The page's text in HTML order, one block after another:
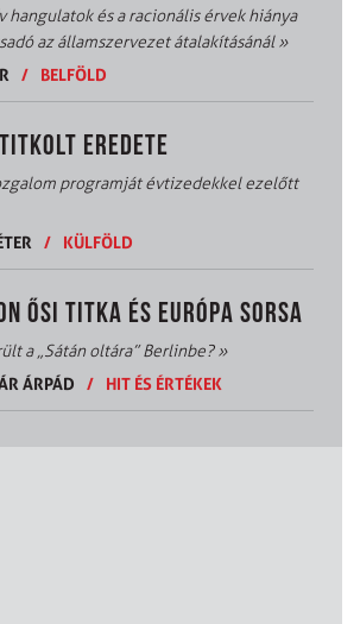
hangulatok és a racionális érvek hiánya
az államszervezet átalakításánál»
/ BELFÖLD
EREDETE
programját évtizedekkel ezelőtt
/ KÜLFÖLD
ŐSI TITKA ÉS EURÓPA SORSA
a „Sátán oltára” Berlinbe?»
ÁRPÁD
/ HIT ÉS ÉRTÉKEK